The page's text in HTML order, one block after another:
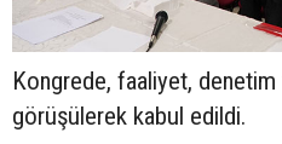
Kongrede, faaliyet,
görüşülerek kabul edildi.